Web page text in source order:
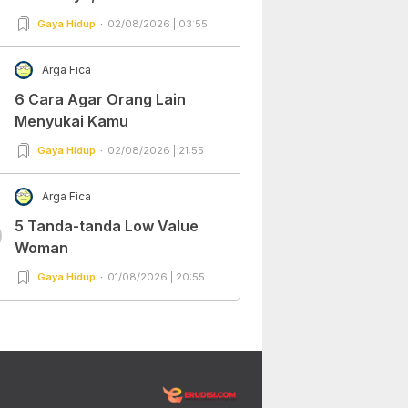
Gaya Hidup 02/08/2026 | 03:55
Arga Fica
6 Cara Agar Orang Lain
Menyukai Kamu
Gaya Hidup 02/08/2026 | 21:55
Arga Fica
5 Tanda-tanda Low Value
Woman
Gaya Hidup 01/08/2026 | 20:55